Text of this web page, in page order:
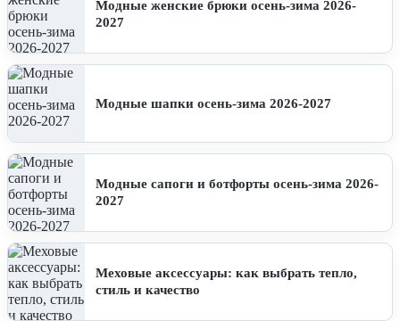
Модные женские брюки осень-зима 2026-
2027
Модные шапки осень-зима 2026-2027
Модные сапоги и ботфорты осень-зима 2026-
2027
Меховые аксессуары: как выбрать тепло,
стиль и качество